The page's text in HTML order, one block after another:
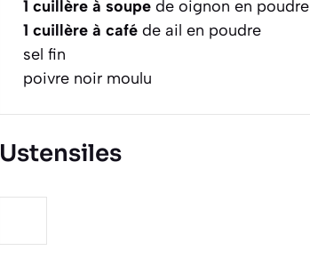
1 cuillère à soupe de oignon en poudre
1 cuillère à café de ail en poudre
sel fin
poivre noir moulu
Ustensiles